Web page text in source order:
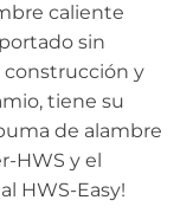
caliente
sin
construcción y
tiene su
de alambre
HWS y el
HWS-Easy!